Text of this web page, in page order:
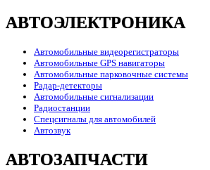
АВТОЭЛЕКТРОНИКА
Автомобильные видеорегистраторы
Автомобильные GPS навигаторы
Автомобильные парковочные системы
Радар-детекторы
Автомобильные сигнализации
Радиостанции
Спецсигналы для автомобилей
Автозвук
АВТОЗАПЧАСТИ